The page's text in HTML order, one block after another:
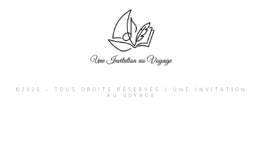
©2026 - TOUS DROITS RÉSERVÉS I UNE INVITATION
AU VOYAGE